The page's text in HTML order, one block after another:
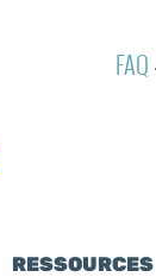
FAQ
RESSOURCES